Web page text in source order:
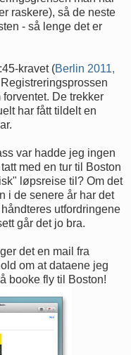
raskere), så de neste
- så lenge det er
kravet (Berlin 2011,
De trekker
har fått tildelt en
var hadde jeg ingen
med en tur til Boston
løpsreise til? Om det
i de senere år har det
utfordringene
går det jo bra.
det en mail fra
om at dataene jeg
booke fly til Boston!